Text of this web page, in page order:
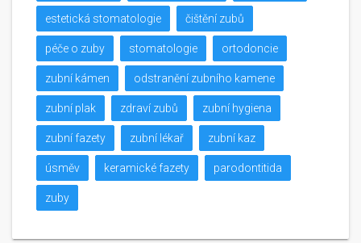
estetická stomatologie čištění zubů
péče o zuby stomatologie ortodoncie
zubní kámen odstranění zubního kamene
zubní plak zdraví zubů zubní hygiena
zubní fazety zubní lékař zubní kaz
úsměv keramické fazety parodontitida
zuby